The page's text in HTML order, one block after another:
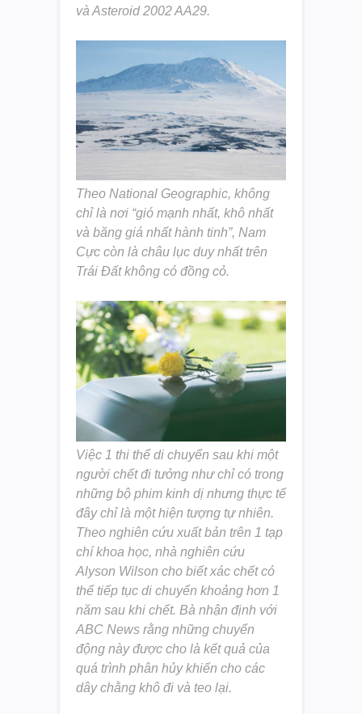
và Asteroid 2002 AA29.
Theo National Geographic, không
chỉ là nơi “gió mạnh nhất, khô nhất
và băng giá nhất hành tinh”, Nam
Cực còn là châu lục duy nhất trên
Trái Đất không có đồng cỏ.
Việc 1 thi thể di chuyển sau khi một
người chết đi tưởng như chỉ có trong
những bộ phim kinh dị nhưng thực tế
đây chỉ là một hiện tượng tự nhiên.
Theo nghiên cứu xuất bản trên 1 tạp
chí khoa học, nhà nghiên cứu
Alyson Wilson cho biết xác chết có
thể tiếp tục di chuyển khoảng hơn 1
năm sau khi chết. Bà nhận định với
ABC News rằng những chuyển
động này được cho là kết quả của
quá trình phân hủy khiến cho các
dây chằng khô đi và teo lại.